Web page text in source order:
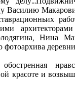
Василию
Нина
фотоархива
красоте и